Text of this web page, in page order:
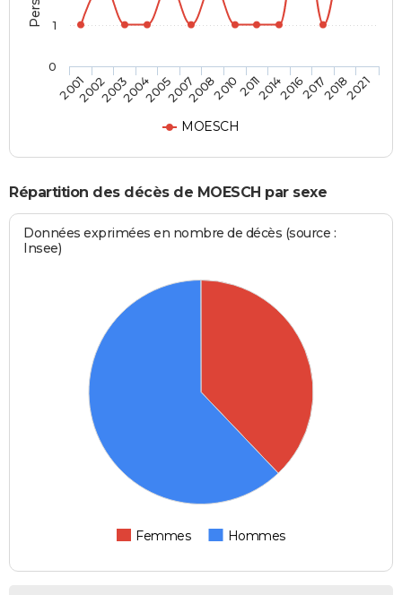
MOESCH
20012002200320042005200720082010201120142016201720182021
0
1
Répartition des décès de MOESCH par sexe
Données exprimées en nombre de décès (source :
Insee)
Femmes Hommes